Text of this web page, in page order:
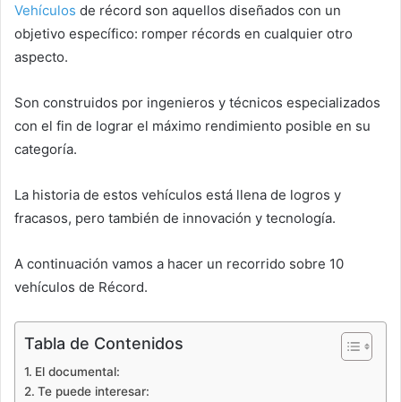
Vehículos de récord son aquellos diseñados con un
objetivo específico: romper récords en cualquier otro
aspecto.
Son construidos por ingenieros y técnicos especializados
con el fin de lograr el máximo rendimiento posible en su
categoría.
La historia de estos vehículos está llena de logros y
fracasos, pero también de innovación y tecnología.
A continuación vamos a hacer un recorrido sobre 10
vehículos de Récord.
Tabla de Contenidos
El documental:
Te puede interesar: